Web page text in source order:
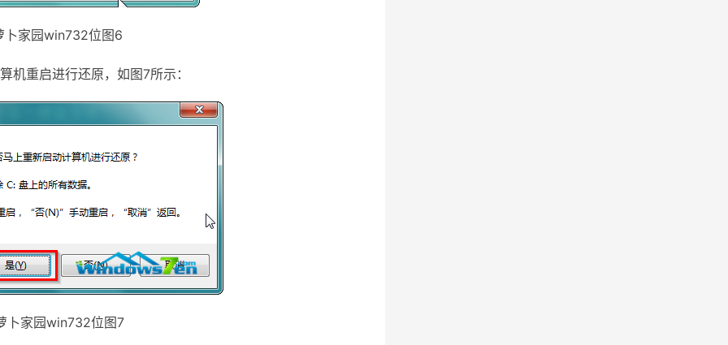
园win732位图6
重启进行还原，如图7所示：
园win732位图7